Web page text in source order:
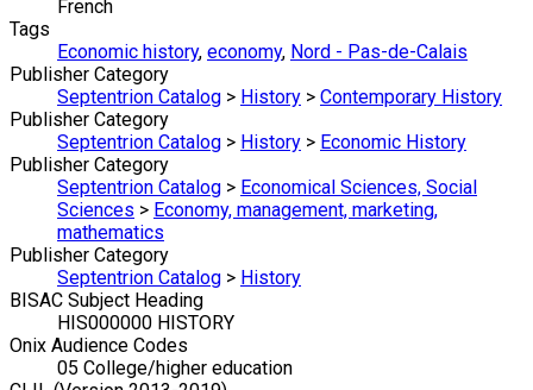
French
Tags
Economic history, economy, Nord - Pas-de-Calais
Publisher Category
Septentrion Catalog > History > Contemporary History
Publisher Category
Septentrion Catalog > History > Economic History
Publisher Category
Septentrion Catalog > Economical Sciences, Social
Sciences > Economy, management, marketing,
mathematics
Publisher Category
Septentrion Catalog > History
BISAC Subject Heading
HIS000000 HISTORY
Onix Audience Codes
05 College/higher education